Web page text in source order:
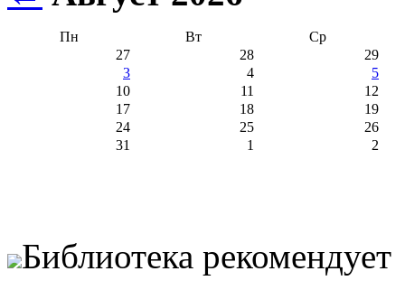
Пн Вт
Ср
27
28
29
3
4
5
10
11
12
17
18
19
24
25
26
31
1 2
Библиотека рекомендует